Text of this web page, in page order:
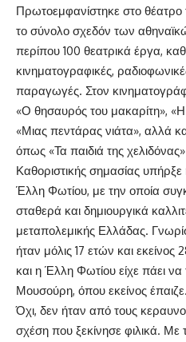
Πρωτοεμφανίστηκε στο θέατρο
το σύνολο σχεδόν των
περίπου 100 θεατρικά έργα,
κινηματογραφικές,
παραγωγές. Στον
«Ο θησαυρός του μακαρίτη»,
«Μιας πεντάρας νιάτα», αλλά
όπως «Τα παιδιά της
Καθοριστικής σημασίας υπήρξε
Έλλη Φωτίου, με την οποία
σταθερά και δημιουργικά
μεταπολεμικής Ελλάδας.
ήταν μόλις 17 ετών και εκείνος
και η Έλλη Φωτίου είχε πάει
Μουσούρη, όπου εκείνος έπαιζε.
Όχι, δεν ήταν από τους
σχέση που ξεκίνησε φιλικά.